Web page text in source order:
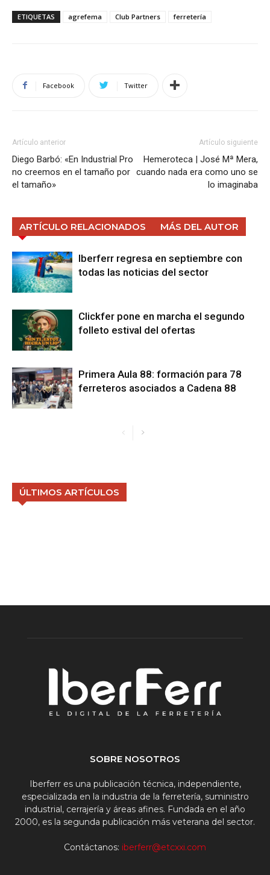
ETIQUETAS agrefema Club Partners ferretería
Facebook Twitter
Artículo anterior
Diego Barbó: «En Industrial Pro
no creemos en el tamaño por
el tamaño»
Artículo siguiente
Hemeroteca | José Mª Mera,
cuando nada era como uno se
lo imaginaba
ARTÍCULO RELACIONADOS MÁS DEL AUTOR
Iberferr regresa en septiembre con
todas las noticias del sector
Clickfer pone en marcha el segundo
folleto estival del ofertas
Primera Aula 88: formación para 78
ferreteros asociados a Cadena 88
ÚLTIMOS ARTÍCULOS
SOBRE NOSOTROS
Iberferr es una publicación técnica, independiente,
especializada en la industria de la ferretería, suministro
industrial, cerrajería y áreas afines. Fundada en el año
2000, es la segunda publicación más veterana del sector.
Contáctanos: iberferr@etcxxi.com